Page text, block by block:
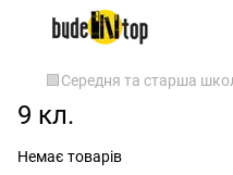
🟩Середня та старша
9 кл.
Немає товарів